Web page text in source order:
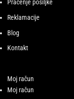
Praćenje pošiljke
Reklamacije
Blog
Kontakt
Moj račun
Moj račun